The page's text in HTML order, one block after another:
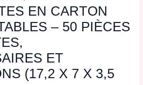
EN CARTON
– 50 PIÈCES
ET
(17,2 X 7 X 3,5